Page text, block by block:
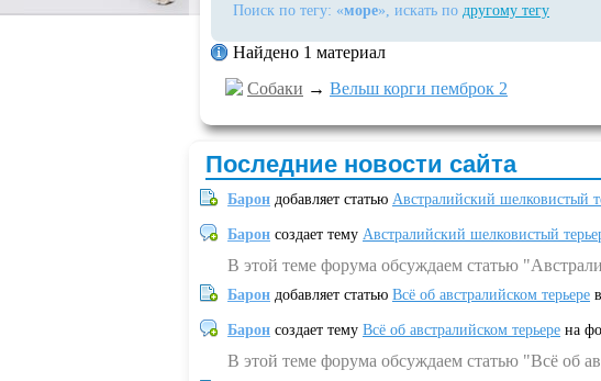
Поиск по тегу: «море», искать по другому тегу
Найдено 1 материал
Собаки → Вельш корги пемброк 2
Последние новости сайта
Барон добавляет статью Австралийский шелковистый
Барон создает тему Австралийский шелковистый
В этой теме форума обсуждаем статью
Барон добавляет статью Всё об австралийском терьере
Барон создает тему Всё об австралийском терьере на
В этой теме форума обсуждаем статью "Всё об